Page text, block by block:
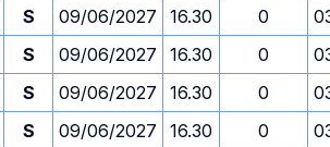
S 09/06/2027 16.30 0
S 09/06/2027 16.30 0
S 09/06/2027 16.30 0
S 09/06/2027 16.30 0